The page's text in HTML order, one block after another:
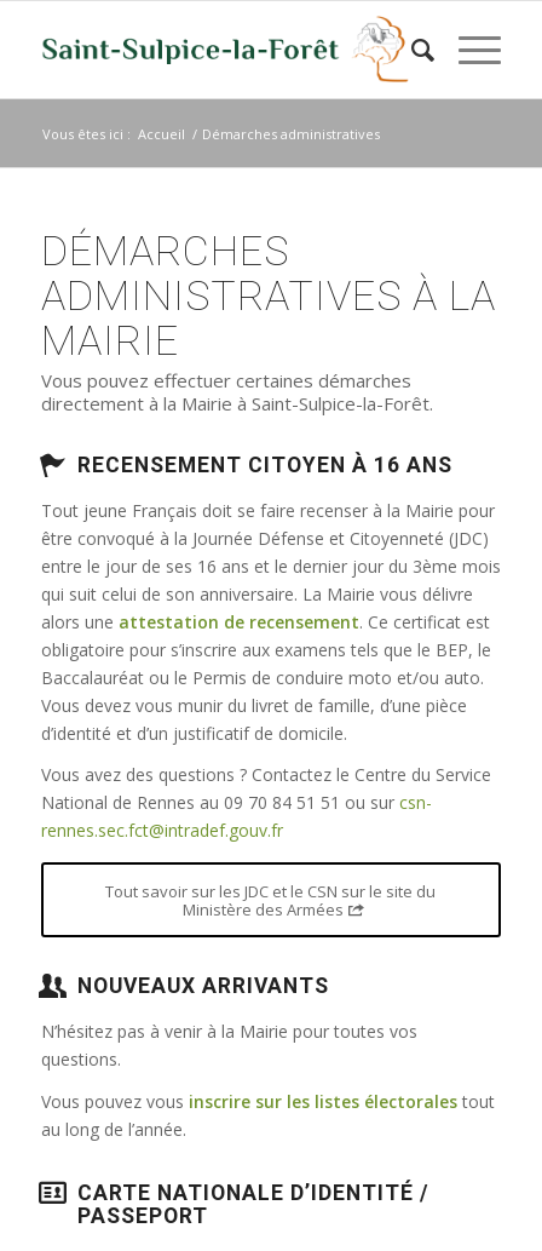
Vous êtes ici : Accueil / Démarches administratives
DÉMARCHES
ADMINISTRATIVES À LA
MAIRIE
Vous pouvez effectuer certaines démarches
directement à la Mairie à Saint-Sulpice-la-Forêt.
RECENSEMENT CITOYEN À 16 ANS
Tout jeune Français doit se faire recenser à la Mairie pour
être convoqué à la Journée Défense et Citoyenneté (JDC)
entre le jour de ses 16 ans et le dernier jour du 3ème mois
qui suit celui de son anniversaire. La Mairie vous délivre
alors une attestation de recensement. Ce certificat est
obligatoire pour s’inscrire aux examens tels que le BEP, le
Baccalauréat ou le Permis de conduire moto et/ou auto.
Vous devez vous munir du livret de famille, d’une pièce
d’identité et d’un justificatif de domicile.
Vous avez des questions ? Contactez le Centre du Service
National de Rennes au 09 70 84 51 51 ou sur csn-
rennes.sec.fct@intradef.gouv.fr
Tout savoir sur les JDC et le CSN sur le site du
Ministère des Armées
NOUVEAUX ARRIVANTS
N’hésitez pas à venir à la Mairie pour toutes vos
questions.
Vous pouvez vous inscrire sur les listes électoralestout
au long de l’année.
CARTE NATIONALE D’IDENTITÉ /
PASSEPORT